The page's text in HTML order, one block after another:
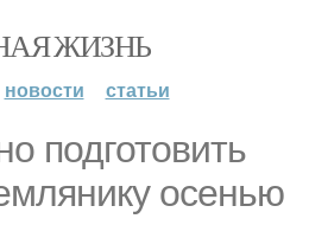
ЖИЗНЬ
новости статьи
подготовить
осенью